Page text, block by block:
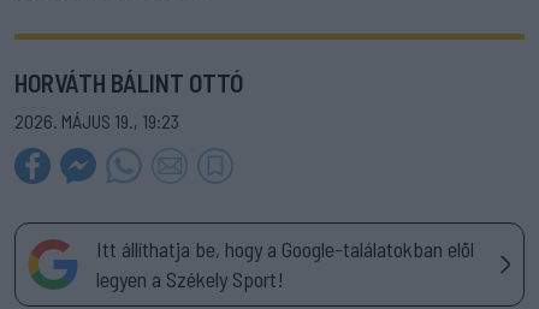
HORVÁTH BÁLINT OTTÓ
2026. MÁJUS 19., 19:23
Itt állíthatja be, hogy a Google-találatokban elöl
legyen a Székely Sport!